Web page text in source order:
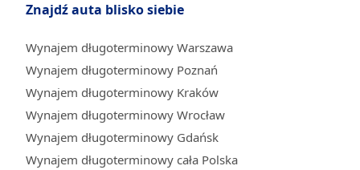
Znajdź auta blisko siebie
Wynajem długoterminowy Warszawa
Wynajem długoterminowy Poznań
Wynajem długoterminowy Kraków
Wynajem długoterminowy Wrocław
Wynajem długoterminowy Gdańsk
Wynajem długoterminowy cała Polska